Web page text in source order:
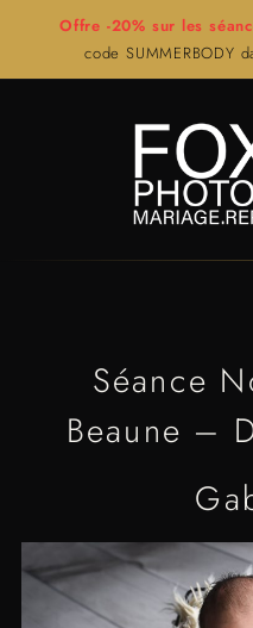
Offre -20% sur les
code SUMMERBODY
Séance
Beaune –